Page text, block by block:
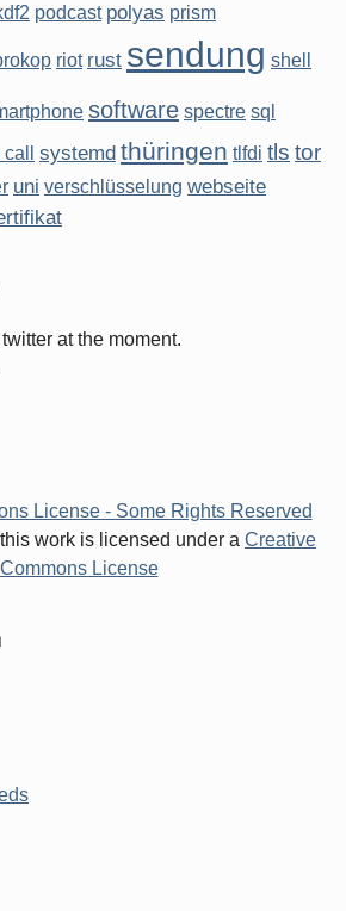
podcast polyas prism
riot rust sendung shell
software spectre sql
systemd thüringen tlfdi tls tor
uni verschlüsselung webseite
at the moment.
work is licensed under a Creative
Commons License